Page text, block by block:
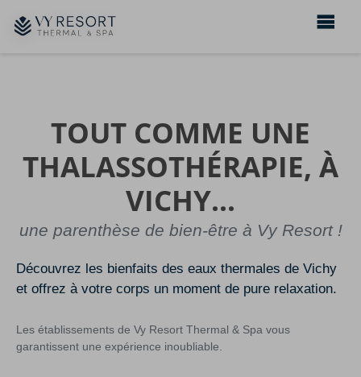
TOUT COMME UNE
THALASSOTHÉRAPIE, À
VICHY...
une parenthèse de bien-être à Vy Resort !
Découvrez les bienfaits des eaux thermales de Vichy
et offrez à votre corps un moment de pure relaxation.
Les établissements de Vy Resort Thermal & Spa vous
garantissent une expérience inoubliable.